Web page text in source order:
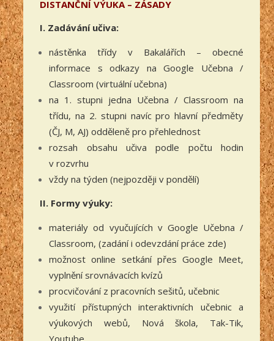
DISTANČNÍ VÝUKA – ZÁSADY
I. Zadávání učiva:
nástěnka třídy v Bakalářích – obecné
informace s odkazy na Google Učebna /
Classroom (virtuální učebna)
na 1. stupni jedna Učebna / Classroom na
třídu, na 2. stupni navíc pro hlavní předměty
(ČJ, M, AJ) odděleně pro přehlednost
rozsah obsahu učiva podle počtu hodin
v rozvrhu
vždy na týden (nejpozději v pondělí)
II. Formy výuky:
materiály od vyučujících v Google Učebna /
Classroom, (zadání i odevzdání práce zde)
možnost online setkání přes Google Meet,
vyplnění srovnávacích kvízů
procvičování z pracovních sešitů, učebnic
využití přístupných interaktivních učebnic a
výukových webů, Nová škola, Tak-Tik,
Youtube